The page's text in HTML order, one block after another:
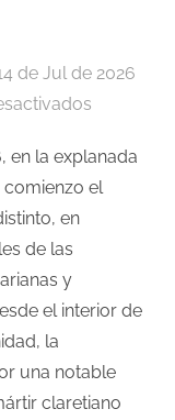
de Jul de 2026
en la explanada
el
en
de las
y
el interior de
la
una notable
claretiano